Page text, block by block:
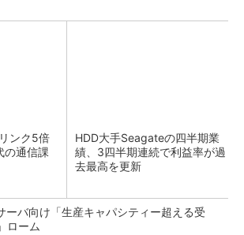
ンク5倍
通信課
HDD大手Seagateの四半期業
績、3四半期連続で利益率が過
去最高を更新
ーバ向け「生産キャパシティー超える受
ローム